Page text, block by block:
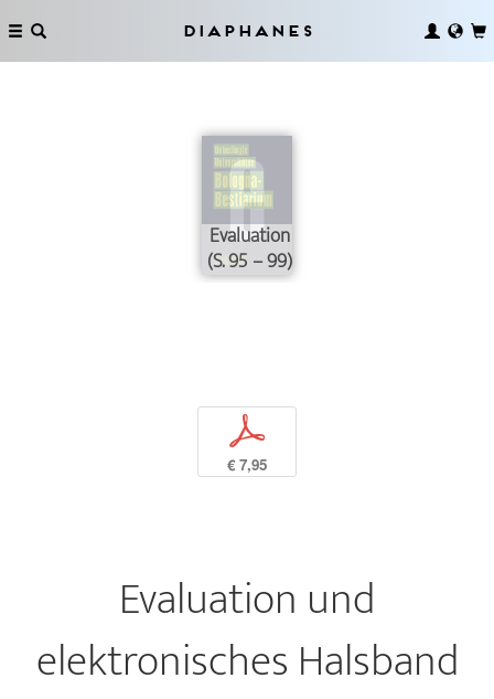
Diaphanes
Evaluation
(S. 95 – 99)
p
€ 7,95
Evaluation und
elektronisches Halsband